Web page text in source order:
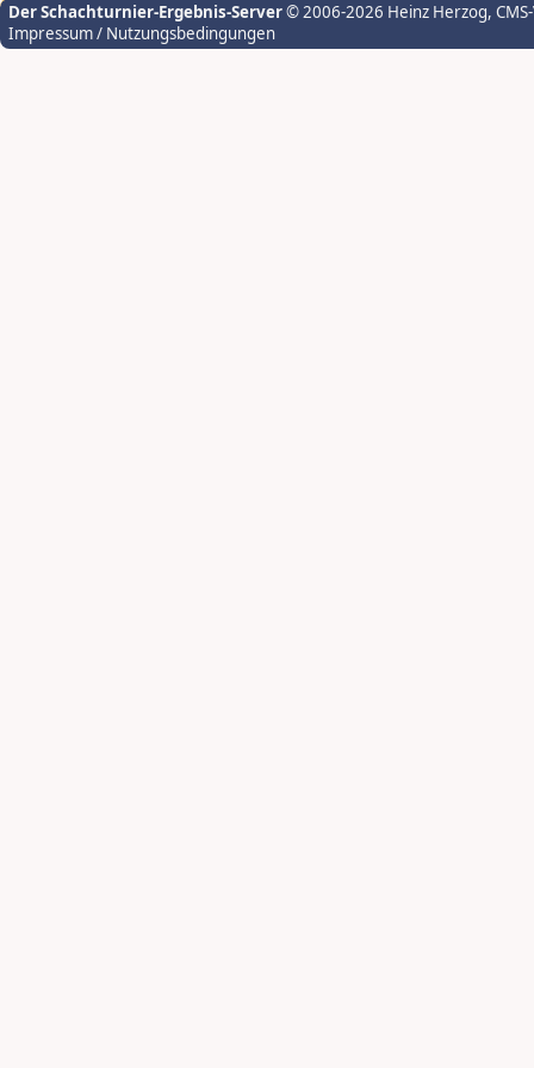
Der Schachturnier-Ergebnis-Server© 2006-2026 Heinz Herzog,
Impressum / Nutzungsbedingungen